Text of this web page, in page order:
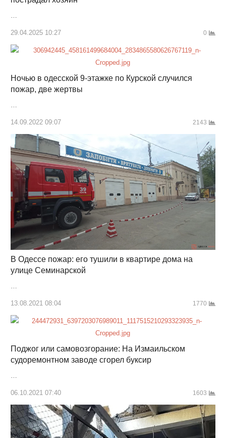
…
29.04.2025 10:27 0
Ночью в одесской 9-этажке по Курской случился
пожар, две жертвы
…
14.09.2022 09:07 2143
В Одессе пожар: его тушили в квартире дома на
улице Семинарской
…
13.08.2021 08:04 1770
Поджог или самовозгорание: На Измаильском
судоремонтном заводе сгорел буксир
06.10.2021 07:40 1603